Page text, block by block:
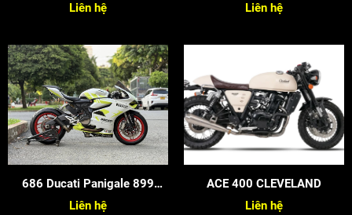
Liên hệ
Liên hệ
686 Ducati Panigale 899
2015
Liên hệ
ACE 400 CLEVELAND
Liên hệ